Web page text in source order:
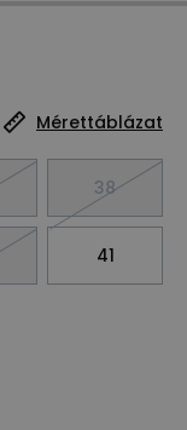
Mérettáblázat
38
41